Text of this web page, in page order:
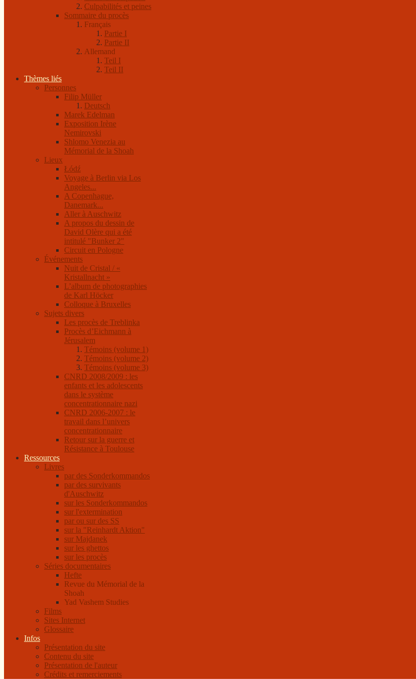
Culpabilités et peines
Sommaire du procès
Français
Partie I
Partie II
Allemand
Teil I
Teil II
Thèmes liés
Personnes
Filip Müller
Deutsch
Marek Edelman
Exposition Irène
Nemirovski
Shlomo Venezia au
Mémorial de la Shoah
Lieux
Łódź
Voyage à Berlin via Los
Angeles...
A Copenhague,
Danemark...
Aller à Auschwitz
A propos du dessin de
David Olère qui a été
intitulé "Bunker 2"
Circuit en Pologne
Événements
Nuit de Cristal / «
Kristallnacht »
L’album de photographies
de Karl Höcker
Colloque à Bruxelles
Sujets divers
Les procès de Treblinka
Procès d’Eichmann à
Jérusalem
Témoins (volume 1)
Témoins (volume 2)
Témoins (volume 3)
CNRD 2008/2009 : les
enfants et les adolescents
dans le système
concentrationnaire nazi
CNRD 2006-2007 : le
travail dans l’univers
concentrationnaire
Retour sur la guerre et
Résistance à Toulouse
Ressources
Livres
par des Sonderkommandos
par des survivants
d'Auschwitz
sur les Sonderkommandos
sur l'extermination
par ou sur des SS
sur la "Reinhardt Aktion"
sur Majdanek
sur les ghettos
sur les procès
Séries documentaires
Hefte
Revue du Mémorial de la
Shoah
Yad Vashem Studies
Films
Sites Internet
Glossaire
Infos
Présentation du site
Contenu du site
Présentation de l'auteur
Crédits et remerciements